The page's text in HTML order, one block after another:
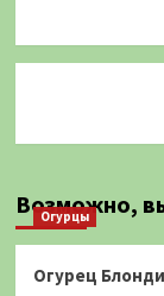
Возможно,
Огурцы
Огурец